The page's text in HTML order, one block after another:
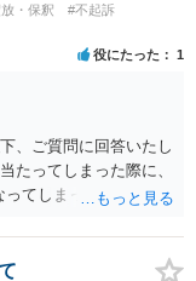
・保釈
#不起訴
役にたった 1
、ご質問に回答いたし
たってしまった際に、
てしまっていたこと
？ お伺いする限り、
す。 ②逮捕、呼び出し